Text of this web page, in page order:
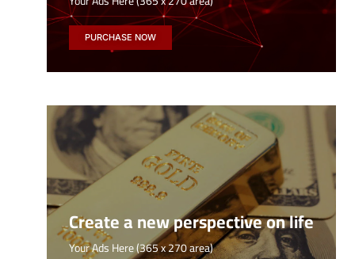
PURCHASE NOW
Create a new perspective on life
Your Ads Here (365 x 270 area)